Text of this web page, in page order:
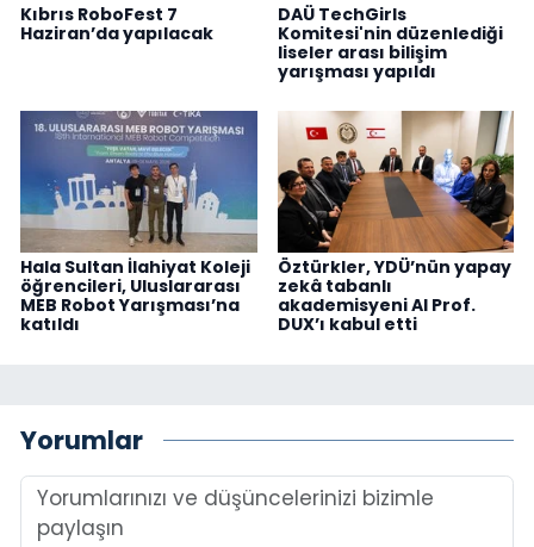
Kıbrıs RoboFest 7
Haziran’da yapılacak
DAÜ TechGirls
Komitesi'nin düzenlediği
liseler arası bilişim
yarışması yapıldı
Hala Sultan İlahiyat Koleji
öğrencileri, Uluslararası
MEB Robot Yarışması’na
katıldı
Öztürkler, YDÜ’nün yapay
zekâ tabanlı
akademisyeni AI Prof.
DUX’ı kabul etti
Yorumlar